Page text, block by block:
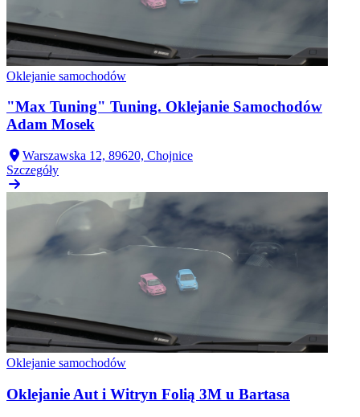
Oklejanie samochodów
"Max Tuning" Tuning. Oklejanie Samochodów
Adam Mosek
Warszawska 12, 89620, Chojnice
Szczegóły
Oklejanie samochodów
Oklejanie Aut i Witryn Folią 3M u Bartasa